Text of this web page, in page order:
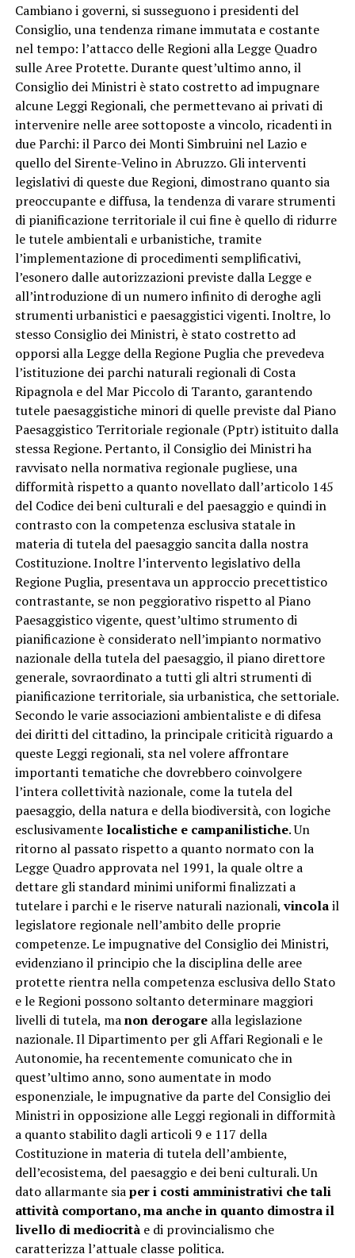
Cambiano i governi, si susseguono i presidenti del
Consiglio, una tendenza rimane immutata e costante
nel tempo: l’attacco delle Regioni alla Legge Quadro
sulle Aree Protette. Durante quest’ultimo anno, il
Consiglio dei Ministri è stato costretto ad impugnare
alcune Leggi Regionali, che permettevano ai privati di
intervenire nelle aree sottoposte a vincolo, ricadenti in
due Parchi: il Parco dei Monti Simbruini nel Lazio e
quello del Sirente-Velino in Abruzzo. Gli interventi
legislativi di queste due Regioni, dimostrano quanto sia
preoccupante e diffusa, la tendenza di varare strumenti
di pianificazione territoriale il cui fine è quello di ridurre
le tutele ambientali e urbanistiche, tramite
l’implementazione di procedimenti semplificativi,
l’esonero dalle autorizzazioni previste dalla Legge e
all’introduzione di un numero infinito di deroghe agli
strumenti urbanistici e paesaggistici vigenti. Inoltre, lo
stesso Consiglio dei Ministri, è stato costretto ad
opporsi alla Legge della Regione Puglia che prevedeva
l’istituzione dei parchi naturali regionali di Costa
Ripagnola e del Mar Piccolo di Taranto, garantendo
tutele paesaggistiche minori di quelle previste dal Piano
Paesaggistico Territoriale regionale (Pptr) istituito dalla
stessa Regione. Pertanto, il Consiglio dei Ministri ha
ravvisato nella normativa regionale pugliese, una
difformità rispetto a quanto novellato dall’articolo 145
del Codice dei beni culturali e del paesaggio e quindi in
contrasto con la competenza esclusiva statale in
materia di tutela del paesaggio sancita dalla nostra
Costituzione. Inoltre l’intervento legislativo della
Regione Puglia, presentava un approccio precettistico
contrastante, se non peggiorativo rispetto al Piano
Paesaggistico vigente, quest’ultimo strumento di
pianificazione è considerato nell’impianto normativo
nazionale della tutela del paesaggio, il piano direttore
generale, sovraordinato a tutti gli altri strumenti di
pianificazione territoriale, sia urbanistica, che settoriale.
Secondo le varie associazioni ambientaliste e di difesa
dei diritti del cittadino, la principale criticità riguardo a
queste Leggi regionali, sta nel volere affrontare
importanti tematiche che dovrebbero coinvolgere
l’intera collettività nazionale, come la tutela del
paesaggio, della natura e della biodiversità, con logiche
esclusivamente localistiche e campanilistiche. Un
ritorno al passato rispetto a quanto normato con la
Legge Quadro approvata nel 1991, la quale oltre a
dettare gli standard minimi uniformi finalizzati a
tutelare i parchi e le riserve naturali nazionali,vincolail
legislatore regionale nell’ambito delle proprie
competenze. Le impugnative del Consiglio dei Ministri,
evidenziano il principio che la disciplina delle aree
protette rientra nella competenza esclusiva dello Stato
e le Regioni possono soltanto determinare maggiori
livelli di tutela, manon derogarealla legislazione
nazionale. Il Dipartimento per gli Affari Regionali e le
Autonomie, ha recentemente comunicato che in
quest’ultimo anno, sono aumentate in modo
esponenziale, le impugnative da parte del Consiglio dei
Ministri in opposizione alle Leggi regionali in difformità
a quanto stabilito dagli articoli 9 e 117 della
Costituzione in materia di tutela dell’ambiente,
dell’ecosistema, del paesaggio e dei beni culturali. Un
dato allarmante siaper i costi amministrativi che tali
attività comportano, ma anche in quanto dimostra il
livello di mediocrità e di provincialismo che
caratterizza l’attuale classe politica.